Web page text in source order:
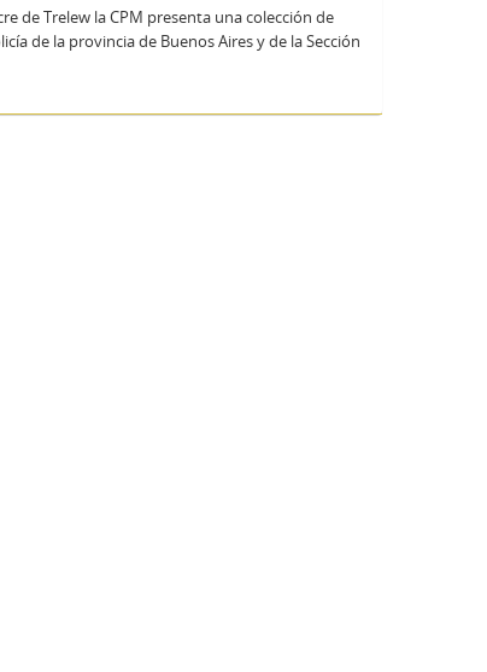
de Trelew la CPM presenta una colección de
de la provincia de Buenos Aires y de la Sección